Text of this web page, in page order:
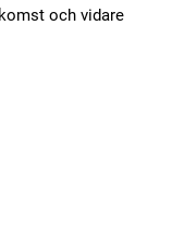
och vidare